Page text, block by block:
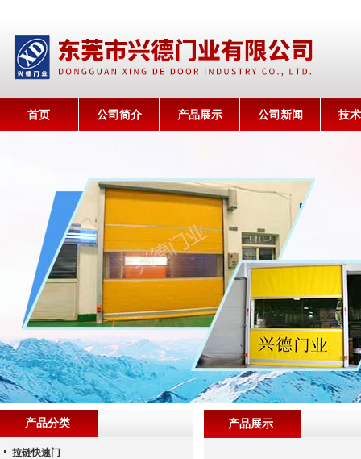
首页 公司简介 产品展示 公司新闻 技
产品展示
产品分类
拉链快速门